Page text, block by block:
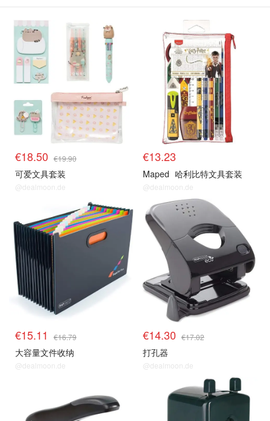
€18.50 €19.90
可爱文具套装
@dealmoon.de
€13.23
Maped 哈利比特文具套装
@dealmoon.de
€15.11 €16.79
大容量文件收纳
@dealmoon.de
€14.30 €17.02
打孔器
@dealmoon.de